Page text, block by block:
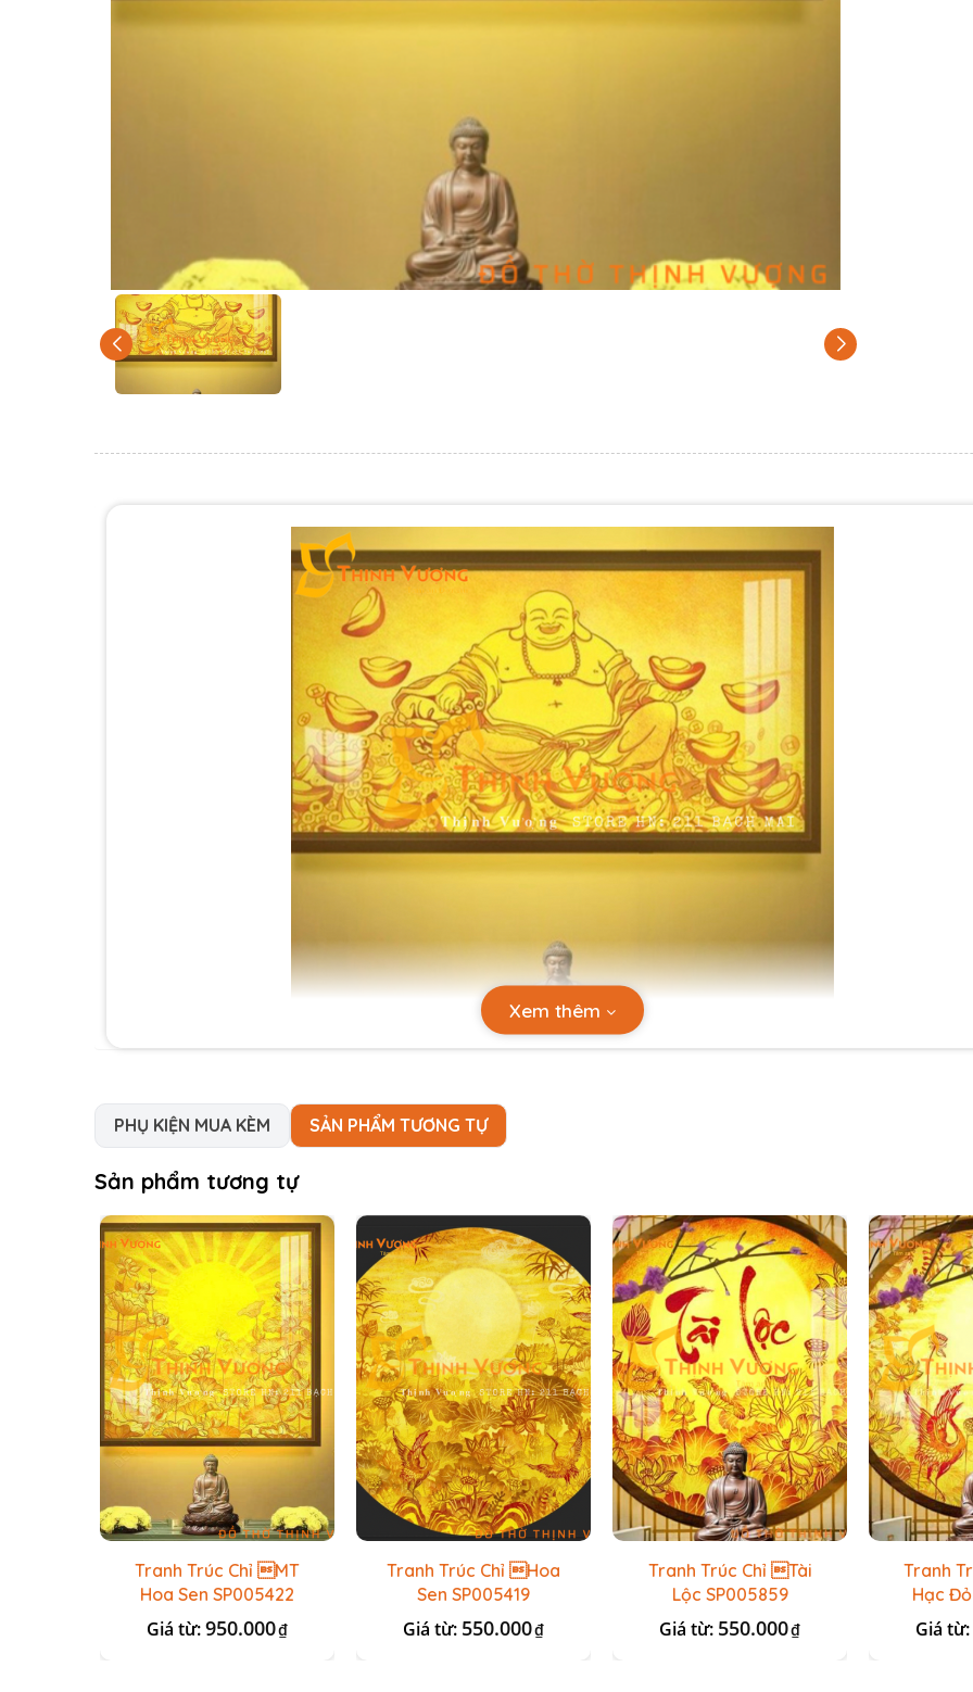
Xem thêm
PHỤ KIỆN MUA KÈM SẢN PHẨM TƯƠNG TỰ
Sản phẩm tương tự
Tranh Trúc Chỉ MT
Hoa Sen SP005422
Giá từ:950.000₫
Tranh Trúc Chỉ Hoa
Sen SP005419
Giá từ: 550.000₫
Tranh Trúc Chỉ Tài
Lộc SP005859
Giá từ: 550.000₫
Tranh
Hạc
Giá từ: